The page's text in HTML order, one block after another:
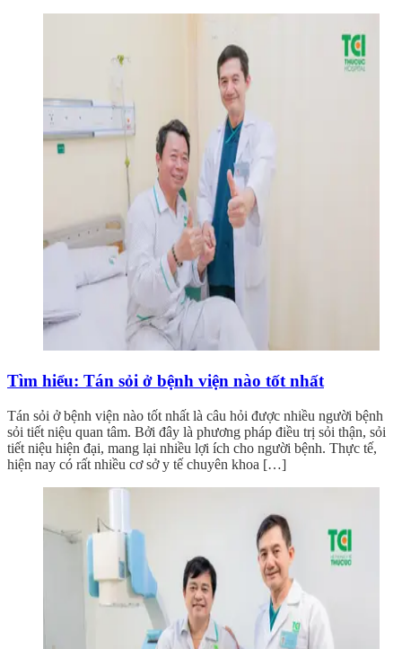
Tìm hiểu: Tán sỏi ở bệnh viện nào tốt nhất
Tán sỏi ở bệnh viện nào tốt nhất là câu hỏi được nhiều người bệnh
sỏi tiết niệu quan tâm. Bởi đây là phương pháp điều trị sỏi thận, sỏi
tiết niệu hiện đại, mang lại nhiều lợi ích cho người bệnh. Thực tế,
hiện nay có rất nhiều cơ sở y tế chuyên khoa […]